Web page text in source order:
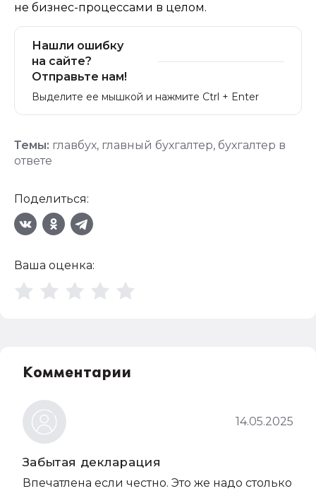
не бизнес-процессами в целом.
Нашли ошибку
на сайте?
Отправьте нам!
Выделите ее мышкой и нажмите Ctrl + Enter
Темы: главбух, главный бухгалтер, бухгалтер в
ответе
Поделиться:
Ваша оценка:
Комментарии
Забытая декларация
14.05.2025
Впечатлена если честно. Это же надо столько